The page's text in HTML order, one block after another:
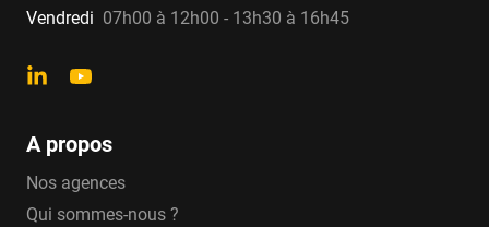
Vendredi 07h00 à 12h00 - 13h30 à 16h45
A propos
Nos agences
Qui sommes-nous ?